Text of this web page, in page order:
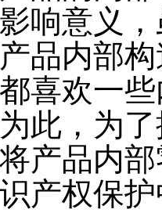
影响意义
产品内部
都喜欢一
为此，为
将产品内
识产权保护